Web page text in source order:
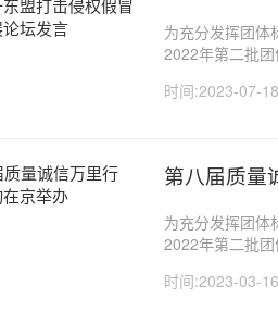
为充分发挥团体
2022年第二批
围绕新产品、新
时间:2023-07-18
第八届质量
为充分发挥团体
2022年第二批
围绕新产品、新
时间:2023-03-16